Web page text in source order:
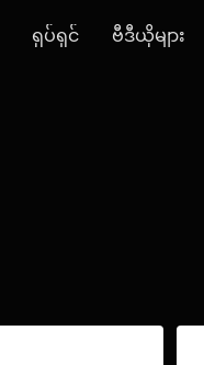
ရုပ်ရှင် ဗီဒီယိုများ